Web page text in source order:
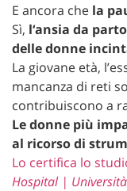
E ancora che la
Sì, l‘ansia da
delle donne
La giovane età,
mancanza di reti
contribuiscono a
Le donne più
al ricorso di
Lo certifica lo
Hospital |